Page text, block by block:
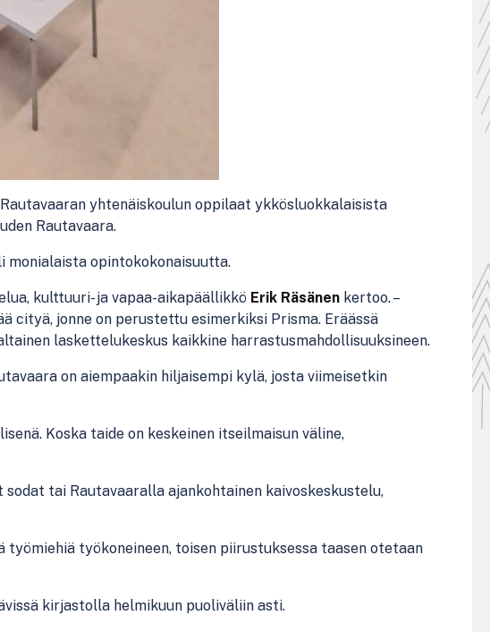
yhtenäiskoulun oppilaat ykkösluokkalaisista
Rautavaara.
monialaista opintokokonaisuutta.
kulttuuri- ja vapaa-aikapäällikkö Erik Räsänen kertoo. –
cityä, jonne on perustettu esimerkiksi Prisma. Eräässä
laskettelukeskus kaikkine harrastusmahdollisuuksineen.
on aiempaakin hiljaisempi kylä, josta viimeisetkin
Koska taide on keskeinen itseilmaisun väline,
tai Rautavaaralla ajankohtainen kaivoskeskustelu,
työkoneineen, toisen piirustuksessa taasen otetaan
kirjastolla helmikuun puoliväliin asti.